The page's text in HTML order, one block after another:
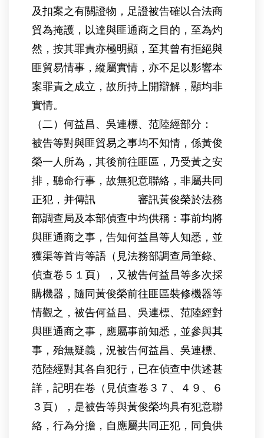
及扣案之有關證物，足證被告確以合法商
貿為掩護，以達與匪通商之目的，至為灼
然，按其罪責亦極明顯，至其曾有拒絕與
匪貿易情事，縱屬實情，亦不足以影響本
案罪責之成立，故所持上開辯解，顯均非
實情。
（二）何益昌、吳連標、范陸經部分：
被告等對與匪貿易之事均不知情，係黃俊
榮一人所為，其後前往匪區，乃受黃之安
排，聽命行事，故無犯意聯絡，非屬共同
正犯，并傳訊 審訊黃俊榮於法務
部調查局及本部偵查中均供稱：事前均將
與匪通商之事，告知何益昌等人知悉，並
獲渠等首肯等語（見法務部調查局筆錄、
偵查卷５１頁），又被告何益昌等多次採
購機器，隨同黃俊榮前往匪區裝修機器等
情觀之，被告何益昌、吳連標、范陸經對
與匪通商之事，應屬事前知悉，並參與其
事，殆無疑義，況被告何益昌、吳連標、
范陸經對其各自犯行，已在偵查中供述甚
詳，記明在卷（見偵查卷３７、４９、６
３頁），是被告等與黃俊榮均具有犯意聯
絡，行為分擔，自應屬共同正犯，同負供